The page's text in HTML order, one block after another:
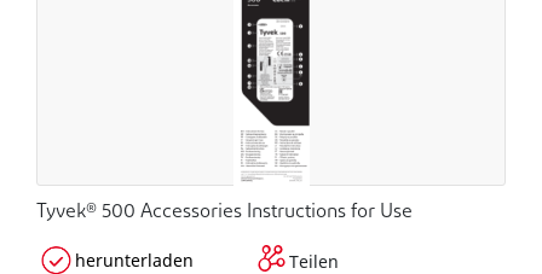
Tyvek® 500 Accessories Instructions for Use
herunterladen Teilen